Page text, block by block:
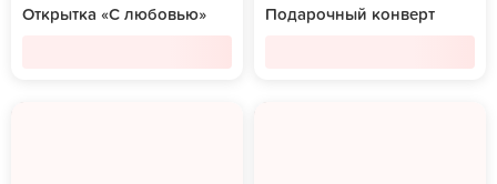
Открытка «С любовью» Подарочный конверт